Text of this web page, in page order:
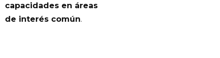
capacidades en áreas
de interés común.